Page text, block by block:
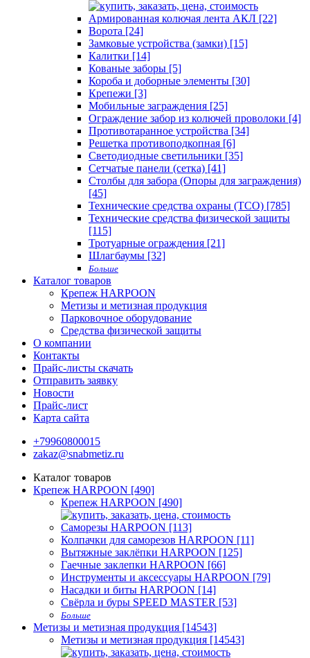
Армированная колючая лента АКЛ [22]
Ворота [24]
Замковые устройства (замки) [15]
Калитки [14]
Кованые заборы [5]
Короба и доборные элементы [30]
Крепежи [3]
Мобильные заграждения [25]
Ограждение забор из колючей проволоки [4]
Противотаранное устройства [34]
Решетка противоподкопная [6]
Светодиодные светильники [35]
Сетчатые панели (сетка) [41]
Столбы для забора (Опоры для заграждения)
[45]
Технические средства охраны (ТСО) [785]
Технические средства физической защиты
[115]
Тротуарные ограждения [21]
Шлагбаумы [32]
Больше
Каталог товаров
Крепеж HARPOON
Метизы и метизная продукция
Парковочное оборудование
Средства физической защиты
О компании
Контакты
Прайс-листы скачать
Отправить заявку
Новости
Прайс-лист
Карта сайта
+79960800015
zakaz@snabmetiz.ru
Каталог товаров
Крепеж HARPOON [490]
Крепеж HARPOON [490]
Саморезы HARPOON [113]
Колпачки для саморезов HARPOON [11]
Вытяжные заклёпки HARPOON [125]
Гаечные заклепки HARPOON [66]
Инструменты и аксессуары HARPOON [79]
Насадки и биты HARPOON [14]
Свёрла и буры SPEED MASTER [53]
Больше
Метизы и метизная продукция [14543]
Метизы и метизная продукция [14543]